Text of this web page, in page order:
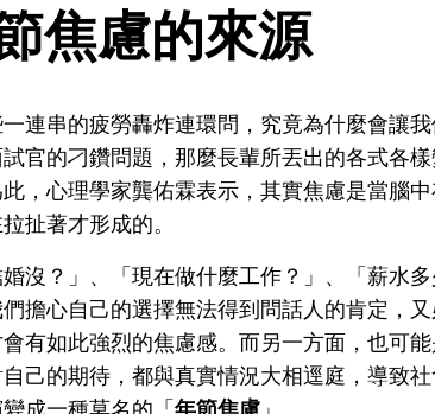
焦慮的來源
連串的疲勞轟炸連環問，究竟為什麼會讓
官的刁鑽問題，那麼長輩所丟出的各式各
，心理學家龔佑霖表示，其實焦慮是當腦
扯著才形成的。
沒？」、「現在做什麼工作？」、「薪水
擔心自己的選擇無法得到問話人的肯定，
有如此強烈的焦慮感。而另一方面，也可
己的期待，都與真實情況大相逕庭，導致社
成一種莫名的​​「 年節焦慮」。